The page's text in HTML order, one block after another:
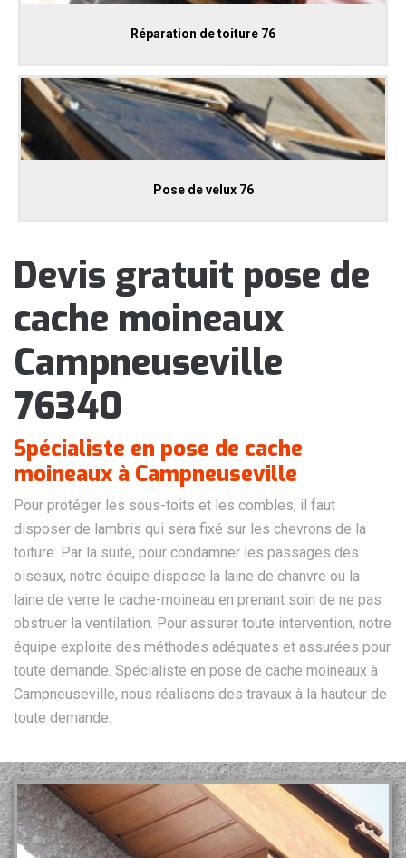
Réparation de toiture 76
Pose de velux 76
Devis gratuit pose de
cache moineaux
Campneuseville
76340
Spécialiste en pose de cache
moineaux à Campneuseville
Pour protéger les sous-toits et les combles, il faut
disposer de lambris qui sera fixé sur les chevrons de la
toiture. Par la suite, pour condamner les passages des
oiseaux, notre équipe dispose la laine de chanvre ou la
laine de verre le cache-moineau en prenant soin de ne pas
obstruer la ventilation. Pour assurer toute intervention, notre
équipe exploite des méthodes adéquates et assurées pour
toute demande. Spécialiste en pose de cache moineaux à
Campneuseville, nous réalisons des travaux à la hauteur de
toute demande.